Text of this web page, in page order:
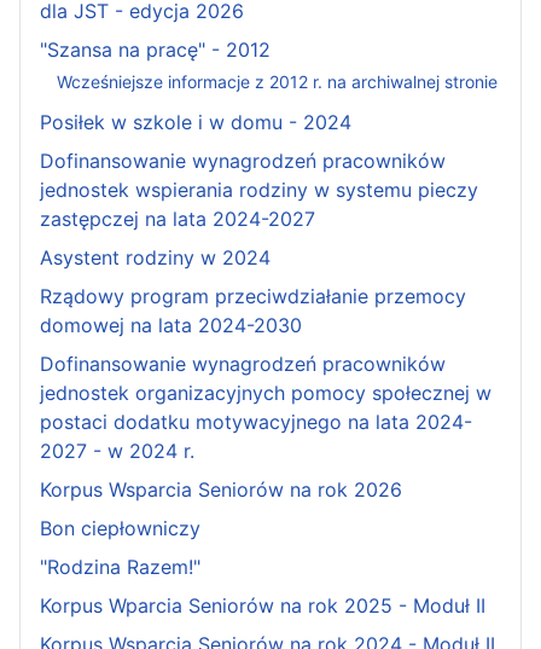
dla JST - edycja 2026
"Szansa na pracę" - 2012
Wcześniejsze informacje z 2012 r. na archiwalnej stronie
Posiłek w szkole i w domu - 2024
Dofinansowanie wynagrodzeń pracowników
jednostek wspierania rodziny w systemu pieczy
zastępczej na lata 2024-2027
Asystent rodziny w 2024
Rządowy program przeciwdziałanie przemocy
domowej na lata 2024-2030
Dofinansowanie wynagrodzeń pracowników
jednostek organizacyjnych pomocy społecznej w
postaci dodatku motywacyjnego na lata 2024-
2027 - w 2024 r.
Korpus Wsparcia Seniorów na rok 2026
Bon ciepłowniczy
"Rodzina Razem!"
Korpus Wparcia Seniorów na rok 2025 - Moduł II